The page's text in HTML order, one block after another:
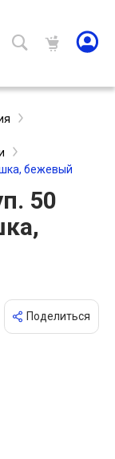
бежевый
50
Поделиться